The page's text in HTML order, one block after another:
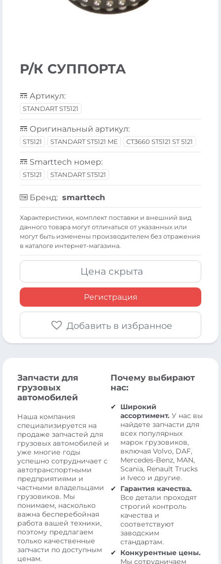
Р/К СУППОРТА
Артикул:
STANDART ST5121
Оригинальный артикул:
ST5121 STANDART ST5121 ME CT3660 ST5121 ST 5121
Smarttech номер:
ST5121 STANDART ST5121
Бренд: smarttech
Xарактеристики, комплект поставки и внешний вид
данного товара могут отличаться от указанных или
могут быть изменены производителем без отражения
в каталоге интернет-магазина.
Цена скрыта
Регистрация
Добавить в избранное
Запчасти для
грузовых
автомобилей
Наша компания
специализируется на
продаже запчастей для
грузовых автомобилей и
уже многие годы
успешно сотрудничает с
автотранспортными
предприятиями и
частными владельцами
грузовиков. Мы
понимаем, насколько
важна бесперебойная
работа вашей техники,
поэтому предлагаем
только качественные
запчасти по доступным
ценам.
Почему выбирают
нас:
Широкий
ассортимент. У нас вы
найдете запчасти для
всех популярных
марок грузовиков,
включая Volvo, DAF,
Mercedes-Benz, MAN,
Scania, Renault Trucks
и Iveco и другие.
Гарантия качества.
Все детали проходят
строгий контроль
качества и
соответствуют
заводским
стандартам.
Конкурентные цены.
Мы сотрудничаем